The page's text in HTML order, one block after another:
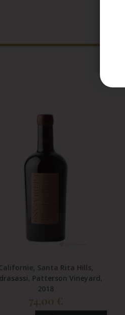
Santa Rita Hills,
Patterson Vineyard,
2018
74,00 €